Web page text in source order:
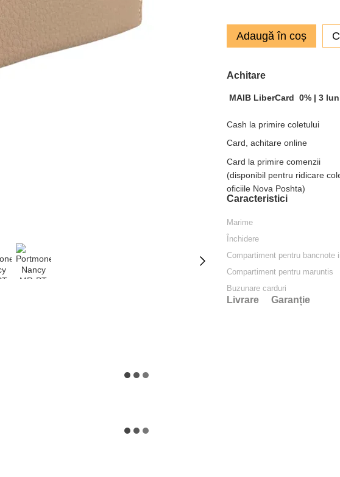
Adaugă în coș
Achitare
MAIB LiberCard 0% |3
Cash la primire coletului
Card, achitare online
Card la primire comenzii
(disponibil pentru ridicare
oficiile Nova Poshta)
Caracteristici
Marime
Închidere
Compartiment pentru bancnote
Compartiment pentru maruntis
Buzunare carduri
Livrare Garanție